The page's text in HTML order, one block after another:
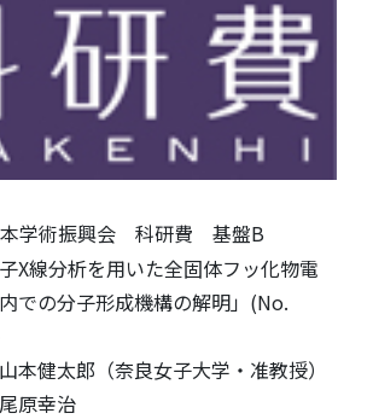
本学術振興会 科研費 基盤B
X線分析を用いた全固体フッ化物電
での分子形成機構の解明」(No.
本健太郎（奈良女子大学・准教授）
原幸治